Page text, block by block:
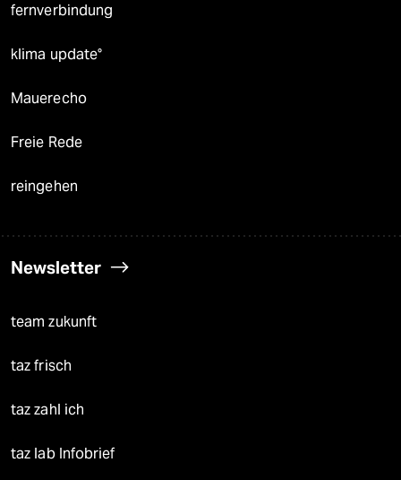
fernverbindung
klima update°
Mauerecho
Freie Rede
reingehen
Newsletter
team zukunft
taz frisch
taz zahl ich
taz lab Infobrief